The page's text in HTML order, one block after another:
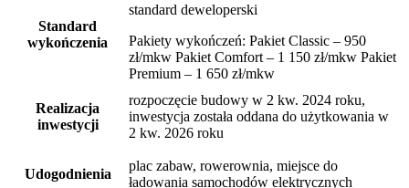
Standard
wykończenia
standard deweloperski
Pakiety wykończeń: Pakiet Classic – 950
zł/mkw Pakiet Comfort – 1 150 zł/mkw Pakiet
Premium – 1 650 zł/mkw
Realizacja
inwestycji
rozpoczęcie budowy w 2 kw. 2024 roku,
inwestycja została oddana do użytkowania w
2 kw. 2026 roku
Udogodnienia
plac zabaw, rowerownia, miejsce do
ładowania samochodów elektrycznych